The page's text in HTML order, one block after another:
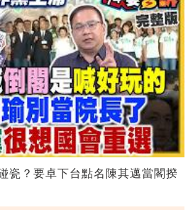
瓷？要卓下台點名陳其邁當閣揆